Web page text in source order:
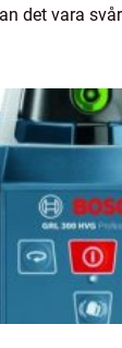
det vara